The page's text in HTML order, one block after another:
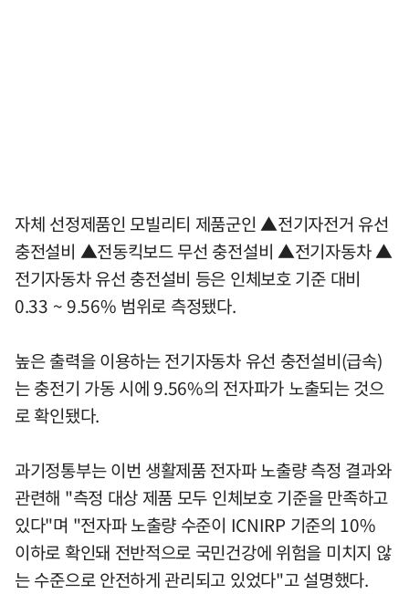
자체 선정제품인 모빌리티 제품군인 ▲전기자전거 유선
충전설비 ▲전동킥보드 무선 충전설비 ▲전기자동차 ▲
전기자동차 유선 충전설비 등은 인체보호 기준 대비
0.33 ~ 9.56% 범위로 측정됐다.
높은 출력을 이용하는 전기자동차 유선 충전설비(급속)
는 충전기 가동 시에 9.56%의 전자파가 노출되는 것으
로 확인됐다.
과기정통부는 이번 생활제품 전자파 노출량 측정 결과와
관련해 "측정 대상 제품 모두 인체보호 기준을 만족하고
있다"며 "전자파 노출량 수준이 ICNIRP 기준의 10%
이하로 확인돼 전반적으로 국민건강에 위험을 미치지 않
는 수준으로 안전하게 관리되고 있었다"고 설명했다.